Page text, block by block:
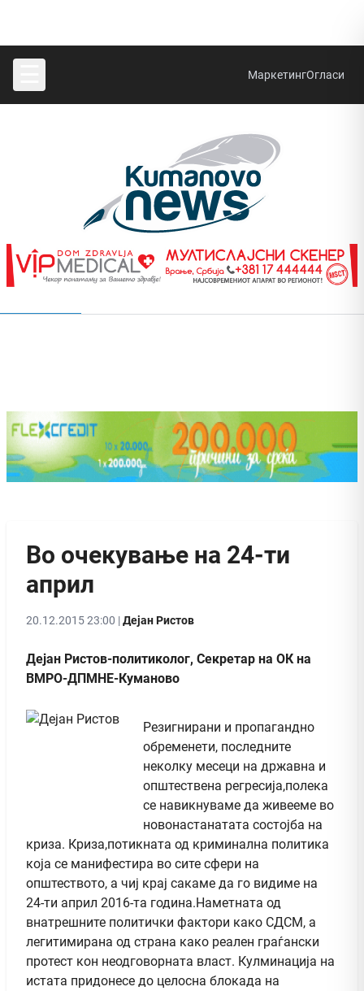
МаркетингОгласи
Во очекување на 24-ти
април
20.12.2015 23:00 |Дејан Ристов
Дејан Ристов-политиколог, Секретар на ОК на
ВМРО-ДПМНЕ-Куманово
Резигнирани и пропагандно
обременети, последните
неколку месеци на државна и
општествена регресија,полека
се навикнуваме да живееме во
новонастанатата состојба на
криза. Криза,потикната од криминална политика
која се манифестира во сите сфери на
општеството, а чиј крај сакаме да го видиме на
24-ти април 2016-та година.Наметната од
внатрешните политички фактори како СДСМ, а
легитимирана од страна како реален граѓански
протест кон неодговорната власт. Кулминација на
истата придонесе до целосна блокада на